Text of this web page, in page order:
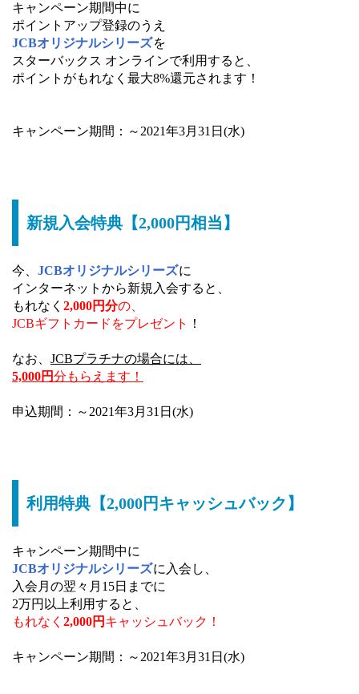
キャンペーン期間中に
ポイントアップ登録のうえ
JCBオリジナルシリーズを
スターバックス オンラインで利用すると、
ポイントがもれなく最大8%還元されます！
キャンペーン期間：～2021年3月31日(水)
新規入会特典【2,000円相当】
今、 JCBオリジナルシリーズに
インターネットから新規入会すると、
もれなく 2,000円分の、
JCBギフトカードをプレゼント
！
なお、 JCBプラチナの場合には、
5,000円分もらえます！
申込期間：～2021年3月31日(水)
利用特典【2,000円キャッシュバック】
キャンペーン期間中に
JCBオリジナルシリーズに入会し、
入会月の翌々月15日までに
2万円以上利用すると、
もれなく 2,000円 キャッシュバック！
キャンペーン期間：～2021年3月31日(水)